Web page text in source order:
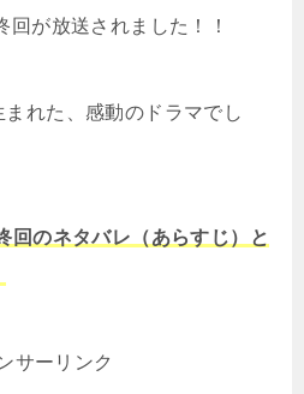
回が放送されました！！
れた、感動のドラマでし
回のネタバレ（あらすじ）と
サーリンク